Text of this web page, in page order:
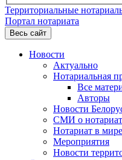
Территориальные
Портал нотариата
Весь сайт
Новости
Актуально
Нотариальная
Все
Авторы
Новости
СМИ о
Нотариат в мире
Мероприятия
Новости